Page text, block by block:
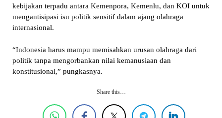
kebijakan terpadu antara Kemenpora, Kemenlu, dan KOI untuk
mengantisipasi isu politik sensitif dalam ajang olahraga
internasional.
“Indonesia harus mampu memisahkan urusan olahraga dari
politik tanpa mengorbankan nilai kemanusiaan dan
konstitusional,” pungkasnya.
Share this…